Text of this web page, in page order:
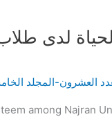
لدى
العشرون-المجلد
among Najran